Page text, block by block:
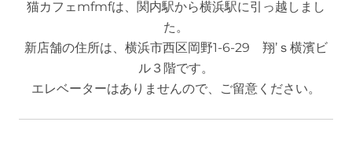
猫カフェmfmfは、関内駅から横浜駅に引っ越しまし
た。
新店舗の住所は、横浜市西区岡野1-6-29 翔’ｓ横濱ビ
ル３階です。
エレベーターはありませんので、ご留意ください。